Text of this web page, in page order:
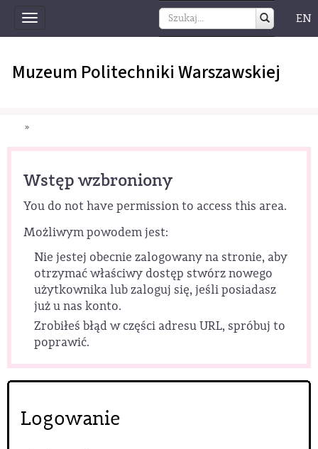
Toggle
navigation
EN
Muzeum Politechniki Warszawskiej
»
Wstęp wzbroniony
You do not have permission to access this area.
Możliwym powodem jest:
Nie jestej obecnie zalogowany na stronie, aby
otrzymać właściwy dostęp stwórz nowego
użytkownika lub zaloguj się, jeśli posiadasz
już u nas konto.
Zrobiłeś błąd w części adresu URL, spróbuj to
poprawić.
Logowanie